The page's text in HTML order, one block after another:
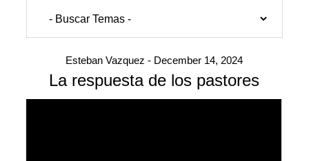
Esteban Vazquez - December 14, 2024
La respuesta de los pastores